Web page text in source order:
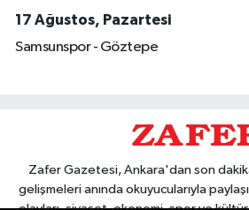
17 Ağustos, Pazartesi
Samsunspor - Göztepe
Zafer Gazetesi, Ankara'dan son
gelişmeleri anında okuyucularıyla